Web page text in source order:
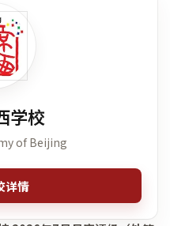
学校
of Beijing
详情